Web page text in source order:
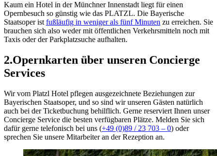
Kaum ein Hotel in der Münchner Innenstadt liegt für einen
Opernbesuch so günstig wie das PLATZL. Die Bayerische
Staatsoper istfußläufig in weniger als fünf Minuten zu erreichen. Sie
brauchen sich also weder mit öffentlichen Verkehrsmitteln noch mit
Taxis oder der Parkplatzsuche aufhalten.
2.Opernkarten über unseren Concierge
Services
Wir vom Platzl Hotel pflegen ausgezeichnete Beziehungen zur
Bayerischen Staatsoper, und so sind wir unseren Gästen natürlich
auch bei der Ticketbuchung behilflich. Gerne reserviert Ihnen unser
Concierge Service die besten verfügbaren Plätze. Melden Sie sich
dafür gerne telefonisch bei uns (+49 (0)89 / 23 703 – 0) oder
sprechen Sie unsere Mitarbeiter an der Rezeption an.